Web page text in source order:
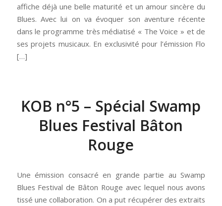
affiche déjà une belle maturité et un amour sincère du
Blues. Avec lui on va évoquer son aventure récente
dans le programme très médiatisé « The Voice » et de
ses projets musicaux. En exclusivité pour l’émission Flo
[…]
KOB n°5 – Spécial Swamp
Blues Festival Bâton
Rouge
Une émission consacré en grande partie au Swamp
Blues Festival de Bâton Rouge avec lequel nous avons
tissé une collaboration. On a put récupérer des extraits